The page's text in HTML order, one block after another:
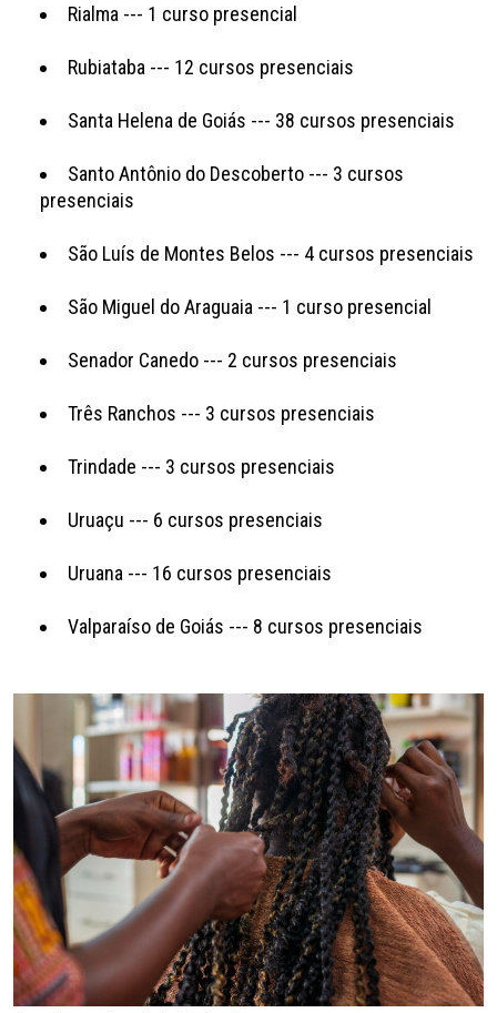
Rialma --- 1 curso presencial
Rubiataba --- 12 cursos presenciais
Santa Helena de Goiás --- 38 cursos presenciais
Santo Antônio do Descoberto --- 3 cursos
presenciais
São Luís de Montes Belos --- 4 cursos presenciais
São Miguel do Araguaia --- 1 curso presencial
Senador Canedo --- 2 cursos presenciais
Três Ranchos --- 3 cursos presenciais
Trindade --- 3 cursos presenciais
Uruaçu --- 6 cursos presenciais
Uruana --- 16 cursos presenciais
Valparaíso de Goiás --- 8 cursos presenciais